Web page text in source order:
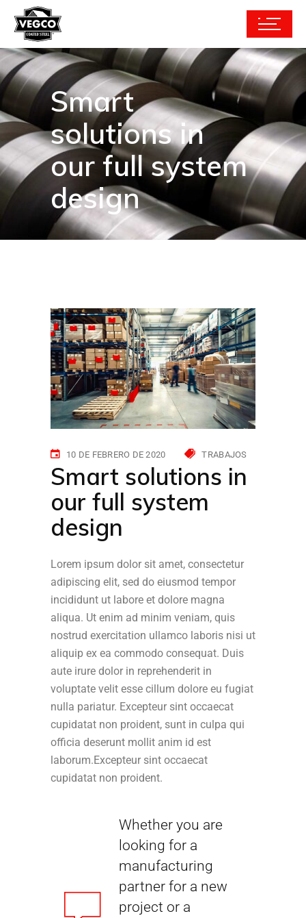
Smart
solutions in
our full system
design
10 DE FEBRERO DE 2020 TRABAJOS
Smart solutions in
our full system
design
Lorem ipsum dolor sit amet, consectetur
adipiscing elit, sed do eiusmod tempor
incididunt ut labore et dolore magna
aliqua. Ut enim ad minim veniam, quis
nostrud exercitation ullamco laboris nisi ut
aliquip ex ea commodo consequat. Duis
aute irure dolor in reprehenderit in
voluptate velit esse cillum dolore eu fugiat
nulla pariatur. Excepteur sint occaecat
cupidatat non proident, sunt in culpa qui
officia deserunt mollit anim id est
laborum.Excepteur sint occaecat
cupidatat non proident.
Whether you are
looking for a
manufacturing
partner for a new
project or a